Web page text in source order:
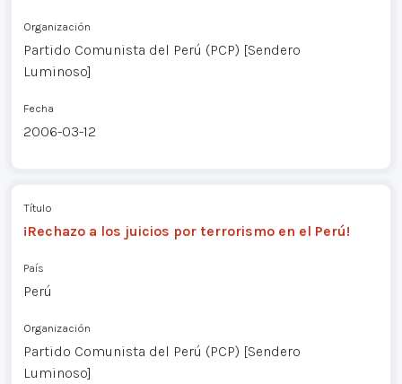
Organización
Partido Comunista del Perú (PCP) [Sendero
Luminoso]
Fecha
2006-03-12
Título
¡Rechazo a los juicios por terrorismo en el Perú!
País
Perú
Organización
Partido Comunista del Perú (PCP) [Sendero
Luminoso]